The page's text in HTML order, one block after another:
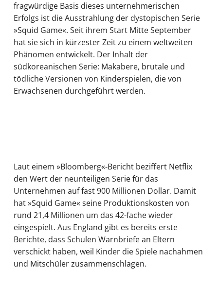
fragwürdige Basis dieses unternehmerischen
Erfolgs ist die Ausstrahlung der dystopischen Serie
»Squid Game«. Seit ihrem Start Mitte September
hat sie sich in kürzester Zeit zu einem weltweiten
Phänomen entwickelt. Der Inhalt der
südkoreanischen Serie: Makabere, brutale und
tödliche Versionen von Kinderspielen, die von
Erwachsenen durchgeführt werden.
Laut einem »Bloomberg«-Bericht beziffert Netflix
den Wert der neunteiligen Serie für das
Unternehmen auf fast 900 Millionen Dollar. Damit
hat »Squid Game« seine Produktionskosten von
rund 21,4 Millionen um das 42-fache wieder
eingespielt. Aus England gibt es bereits erste
Berichte, dass Schulen Warnbriefe an Eltern
verschickt haben, weil Kinder die Spiele nachahmen
und Mitschüler zusammenschlagen.